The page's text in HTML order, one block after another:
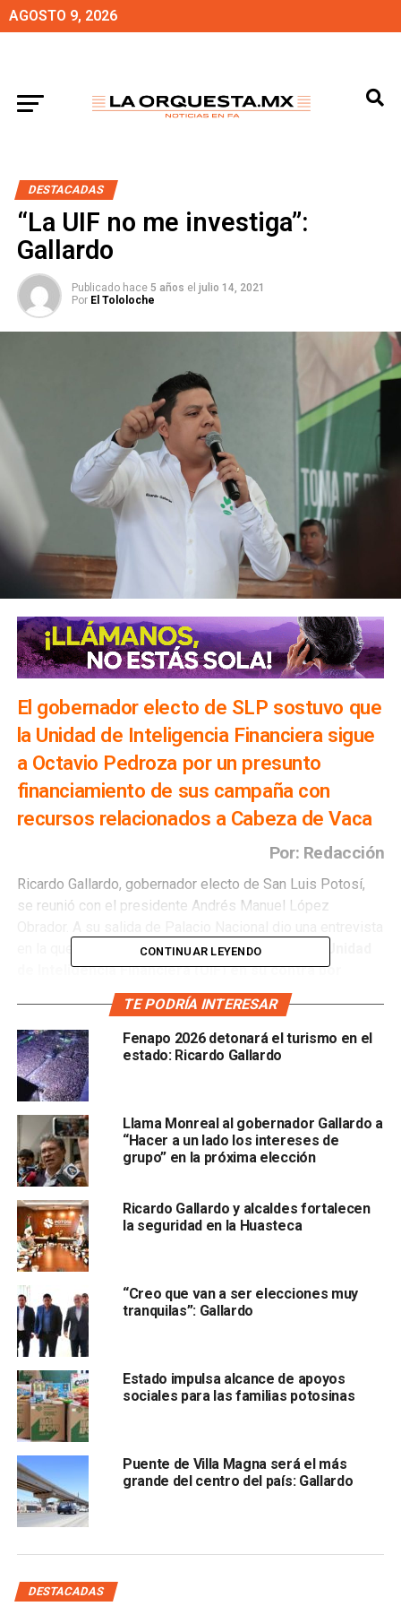
AGOSTO 9, 2026
DESTACADAS
“La UIF no me investiga”:
Gallardo
Publicado hace 5 años el julio 14, 2021
Por El Tololoche
El gobernador electo de SLP sostuvo que
la Unidad de Inteligencia Financiera sigue
a Octavio Pedroza por un presunto
financiamiento de sus campaña con
recursos relacionados a Cabeza de Vaca
Por: Redacción
Ricardo Gallardo, gobernador electo de San Luis Potosí,
se reunió con el presidente Andrés Manuel López
no hay una investigación de la Unidad
de Inteligencia Financiera (UIF) en su contra por
presunto “lavado” de dinero y enriquecimiento ilícito.
Gallardo agregó quea quien está investigando la UIF es
a Octavio Pedroza, quien fue su rival en la contienda
con la coalición “Sí por San Luis”,
presuntamente haber recibido dinero de procedencia ilícita
relacionado con Francisco García Cabeza de Vaca,
gobernador de Tamaulipas desaforado recientemente por
la Cámara de Diputados.
El próximo gobernador agregó que
San Luis Potosí no
está dentro de los 11 estados que son investigados
por la Unidad de Inteligencia Financiera, aunque
reiteró el caso de la investigación en contra de
Pedroza.
“Me llevo un sabor de boca grande, la verdad el que
podamos ser incluidos dentro de los gobiernos de la 4T,
nos da muchas fuerzas porque hoy lo que vamos a hacer
en San Luis Potosí es sumar esfuerzos con los
programas sociales”.
CONTINUAR LEYENDO
TE PODRÍA INTERESAR
Fenapo 2026 detonará el turismo en el
estado: Ricardo Gallardo
Llama Monreal al gobernador Gallardo a
“Hacer a un lado los intereses de
grupo” en la próxima elección
Ricardo Gallardo y alcaldes fortalecen
la seguridad en la Huasteca
“Creo que van a ser elecciones muy
tranquilas”: Gallardo
Estado impulsa alcance de apoyos
sociales para las familias potosinas
Puente de Villa Magna será el más
grande del centro del país: Gallardo
DESTACADAS